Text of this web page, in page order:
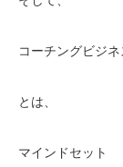
コーチングビジ
とは、
マインドセット